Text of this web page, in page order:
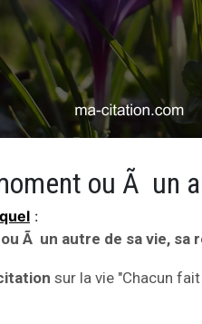
:
Ã un autre de sa vie, sa
sur la vie "Chacun